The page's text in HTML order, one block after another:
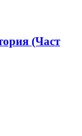
(Част